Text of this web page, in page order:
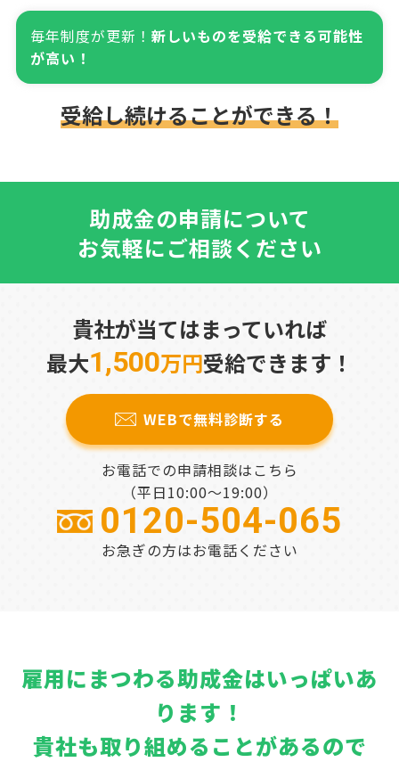
毎年制度が更新！ 新しいものを受給できる可能性
が高い！
受給し続けることができる！
助成金の申請について
お気軽にご相談ください
貴社が当てはまっていれば
最大1,500万円受給できます！
WEBで無料診断する
お電話での申請相談はこちら
（平日10:00～19:00）
0120-504-065
お急ぎの方はお電話ください
雇用にまつわる助成金はいっぱいあ
ります！
貴社も取り組めることがあるので